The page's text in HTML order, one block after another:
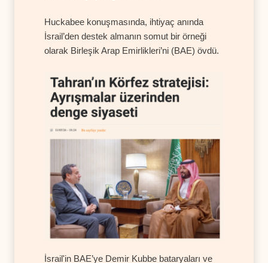
Huckabee konuşmasında, ihtiyaç anında
İsrail’den destek almanın somut bir örneği
olarak Birleşik Arap Emirlikleri’ni (BAE) övdü.
İsrail'in BAE’ye Demir Kubbe bataryaları ve